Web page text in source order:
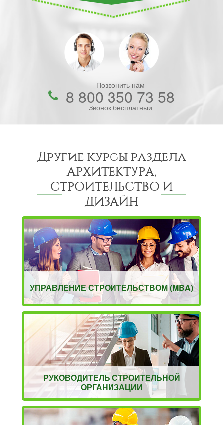
Позвонить нам
8 800 350 73 58
Звонок бесплатный
Другие курсы раздела
АРХИТЕКТУРА,
СТРОИТЕЛЬСТВО И
ДИЗАЙН
УПРАВЛЕНИЕ СТРОИТЕЛЬСТВОМ (MBA)
РУКОВОДИТЕЛЬ СТРОИТЕЛЬНОЙ
ОРГАНИЗАЦИИ